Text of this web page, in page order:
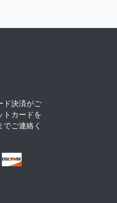
ド決済がご
トカードを
ご連絡く